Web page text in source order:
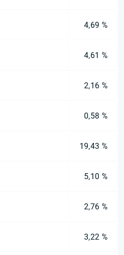
4,69 %
4,61 %
2,16 %
0,58 %
19,43 %
5,10 %
2,76 %
3,22 %